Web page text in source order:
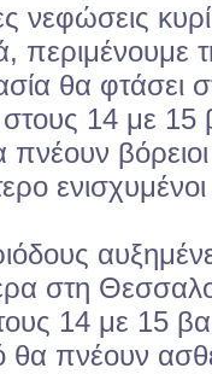
νεφώσεις
περιμένουμε
θα φτάσει
14 με 15
πνέουν
στη
14 με 15
θα πνέουν